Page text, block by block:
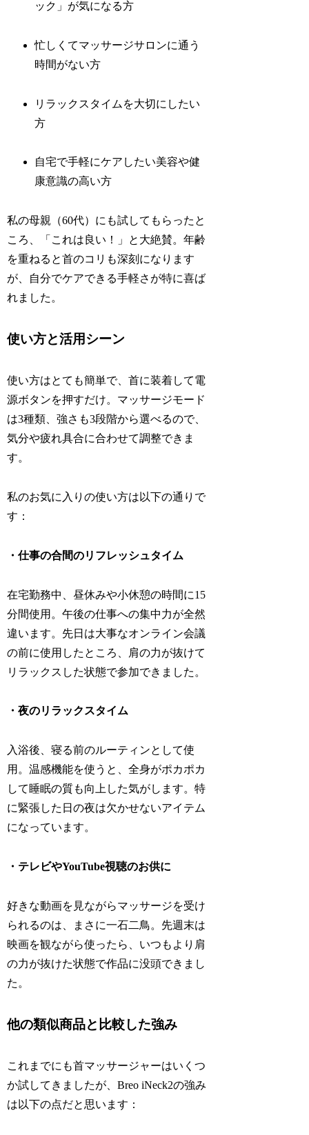
ック」が気になる方
忙しくてマッサージサロンに通う
時間がない方
リラックスタイムを大切にしたい
方
自宅で手軽にケアしたい美容や健
康意識の高い方
私の母親（60代）にも試してもらったと
ころ、「これは良い！」と大絶賛。年齢
を重ねると首のコリも深刻になります
が、自分でケアできる手軽さが特に喜ば
れました。
使い方と活用シーン
使い方はとても簡単で、首に装着して電
源ボタンを押すだけ。マッサージモード
は3種類、強さも3段階から選べるので、
気分や疲れ具合に合わせて調整できま
す。
私のお気に入りの使い方は以下の通りで
す：
・仕事の合間のリフレッシュタイム
在宅勤務中、昼休みや小休憩の時間に15
分間使用。午後の仕事への集中力が全然
違います。先日は大事なオンライン会議
の前に使用したところ、肩の力が抜けて
リラックスした状態で参加できました。
・夜のリラックスタイム
入浴後、寝る前のルーティンとして使
用。温感機能を使うと、全身がポカポカ
して睡眠の質も向上した気がします。特
に緊張した日の夜は欠かせないアイテム
になっています。
・テレビやYouTube視聴のお供に
好きな動画を見ながらマッサージを受け
られるのは、まさに一石二鳥。先週末は
映画を観ながら使ったら、いつもより肩
の力が抜けた状態で作品に没頭できまし
た。
他の類似商品と比較した強み
これまでにも首マッサージャーはいくつ
か試してきましたが、Breo iNeck2の強み
は以下の点だと思います：